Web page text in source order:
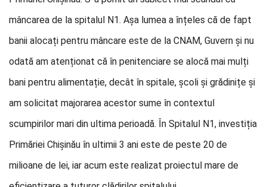
mâncarea de la spitalul N1. Așa lumea a înțeles că de fapt
banii alocați pentru mâncare este de la CNAM, Guvern și nu
odată am atenționat că în penitenciare se alocă mai mulți
bani pentru alimentație, decât în spitale, școli și grădinițe și
am solicitat majorarea acestor sume în contextul
scumpirilor mari din ultima perioadă. În Spitalul N1, investiția
Primăriei Chișinău în ultimii 3 ani este de peste 20 de
milioane de lei, iar acum este realizat proiectul mare de